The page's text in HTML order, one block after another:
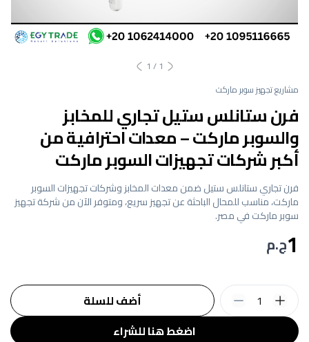
1
/
1
مشاريع تجهيز سوبر ماركت
فرن ستانلس ستيل تجاري للمخابز
والسوبر ماركت – معدات احترافية من
أكبر شركات تجهيزات السوبر ماركت
فرن تجاري ستانلس ستيل ضمن معدات المخابز وشركات تجهيزات السوبر
ماركت، مناسب للمحال الباحثة عن تجهيز سريع، ومتوفر الآن من شركة تجهيز
سوبر ماركت في مصر.
1ج.م
اضغط هنا للشراء
أضف للسلة 1